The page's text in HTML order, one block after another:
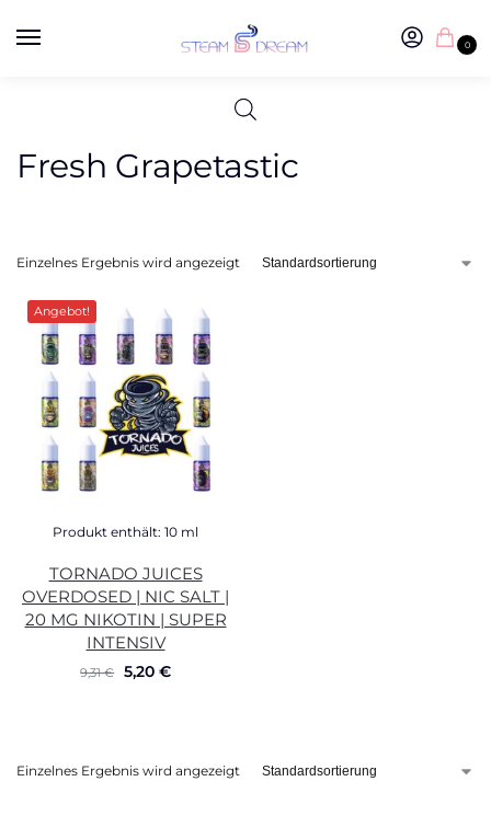
0
Fresh Grapetastic
Einzelnes Ergebnis wird angezeigt
Angebot!
Produkt enthält: 10 ml
TORNADO JUICES
OVERDOSED | NIC SALT |
20 MG NIKOTIN | SUPER
INTENSIV
9,31€ 5,20 €
Einzelnes Ergebnis wird angezeigt